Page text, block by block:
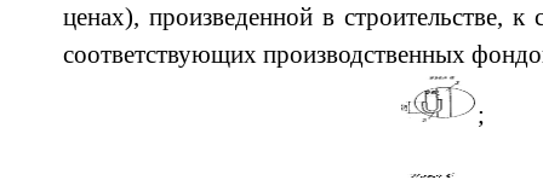
ценах), произведенной в строительстве, к
соответствующих производственных
;